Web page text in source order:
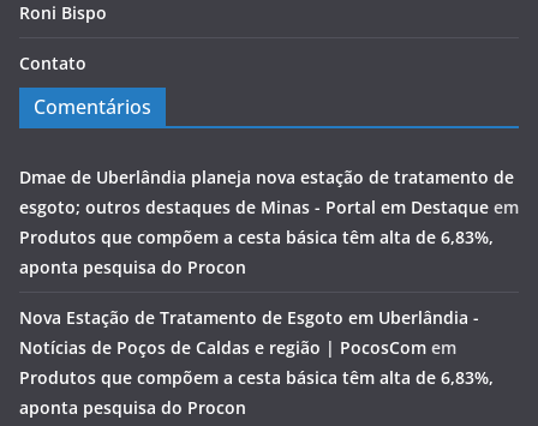
Roni Bispo
Contato
Comentários
Dmae de Uberlândia planeja nova estação de tratamento de
esgoto; outros destaques de Minas - Portal em Destaque em
Produtos que compõem a cesta básica têm alta de 6,83%,
aponta pesquisa do Procon
Nova Estação de Tratamento de Esgoto em Uberlândia -
Notícias de Poços de Caldas e região | PocosCom em
Produtos que compõem a cesta básica têm alta de 6,83%,
aponta pesquisa do Procon